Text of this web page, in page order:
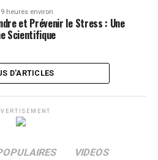
9 heures environ
et Prévenir le Stress : Une
Scientifique
D'ARTICLES
VIDEOS